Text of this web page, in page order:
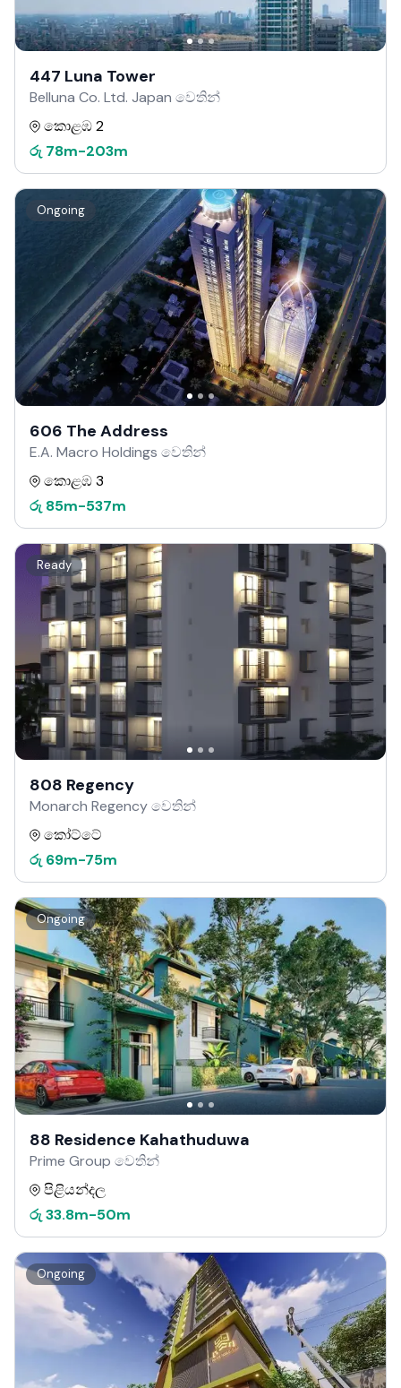
447 Luna Tower
Belluna Co. Ltd. Japan වෙතින්
කොළඹ 2
රු 78m-203m
Ongoing
606 The Address
E.A. Macro Holdings වෙතින්
කොළඹ 3
රු 85m-537m
Ready
808 Regency
Monarch Regency වෙතින්
කෝට්ටේ
රු 69m-75m
Ongoing
88 Residence Kahathuduwa
Prime Group වෙතින්
පිළියන්දල
රු 33.8m-50m
Ongoing